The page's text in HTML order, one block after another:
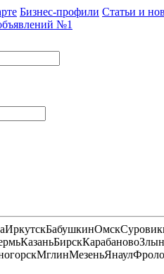
Бизнес-профили Статьи и
ИркутскБабушкинОмск
КазаньБирскКарабаново
МглинМезеньЯнаул